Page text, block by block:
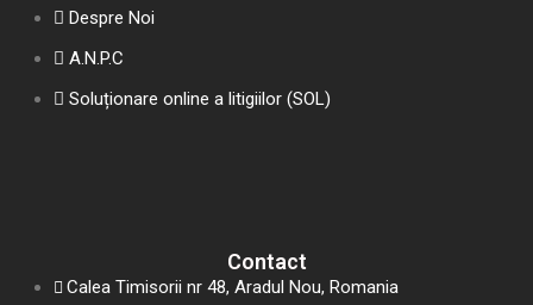
Despre Noi
A.N.P.C
Soluționare online a litigiilor (SOL)
Contact
Calea Timisorii nr 48, Aradul Nou, Romania